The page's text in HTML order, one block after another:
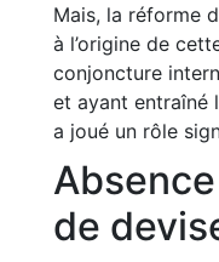
Mais, la réforme
à l’origine de
conjoncture
et ayant entraîné
a joué un rôle
de